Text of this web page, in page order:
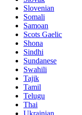
Slovenian
Somali
Samoan
Scots Gaelic
Shona
Sindhi
Sundanese
Swahili
Tajik
Tamil
Telugu
Thai
Ukrainian